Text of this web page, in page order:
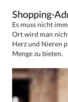
Shopping-
Es muss nicht
Ort wird man
Herz und Nieren
Menge zu bieten.